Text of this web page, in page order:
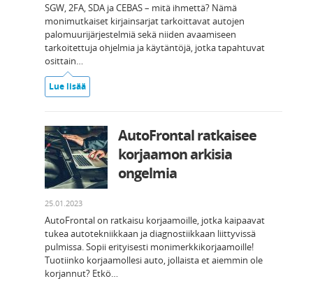
SGW, 2FA, SDA ja CEBAS – mitä ihmettä? Nämä
monimutkaiset kirjainsarjat tarkoittavat autojen
palomuurijärjestelmiä sekä niiden avaamiseen
tarkoitettuja ohjelmia ja käytäntöjä, jotka tapahtuvat
osittain…
Lue lisää
AutoFrontal ratkaisee
korjaamon arkisia
ongelmia
25.01.2023
AutoFrontal on ratkaisu korjaamoille, jotka kaipaavat
tukea autotekniikkaan ja diagnostiikkaan liittyvissä
pulmissa. Sopii erityisesti monimerkkikorjaamoille!
Tuotiinko korjaamollesi auto, jollaista et aiemmin ole
korjannut? Etkö…